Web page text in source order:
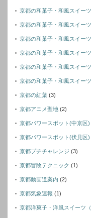
京都の和菓子・和風スイー
京都の和菓子・和風スイー
京都の和菓子・和風スイー
京都の和菓子・和風スイー
京都の和菓子・和風スイー
京都の和菓子・和風スイーツ
京都の紅葉 (3)
京都アニメ聖地 (2)
京都パワースポット(中京区)
京都パワースポット(伏見区)
京都プチチャレンジ (3)
京都冒険テクニック (1)
京都動画道案内 (2)
京都気象速報 (1)
京都洋菓子・洋風スイーツ（